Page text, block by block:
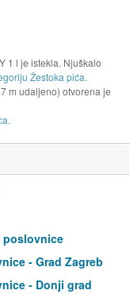
1 l je istekla. Njuškalo
Žestoka pića.
m udaljeno) otvorena je
poslovnice
- Grad Zagreb
- Donji grad